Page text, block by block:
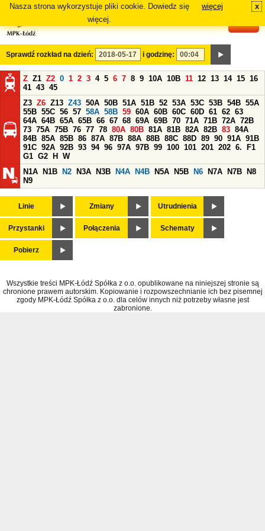
Nasza strona wykorzystuje pliki cookie. Dowiedz się
więcej.
więcej x
Sprawdź rozkład na dzień: i godzinę:
Z Z1 Z2 0 1 2 3 4 5 6 7 8 9 10A 10B 11 12 13 14 15 16
41 43 45
Z3 Z6 Z13 Z43 50A 50B 51A 51B 52 53A 53C 53B 54B 55A
55B 55C 56 57 58A 58B 59 60A 60B 60C 60D 61 62 63
64A 64B 65A 65B 66 67 68 69A 69B 70 71A 71B 72A 72B
73 75A 75B 76 77 78 80A 80B 81A 81B 82A 82B 83 84A
84B 85A 85B 86 87A 87B 88A 88B 88C 88D 89 90 91A 91B
91C 92A 92B 93 94 96 97A 97B 99 100 101 201 202 6.
F1
G1 G2 H
W
N1A
N1B N2 N3A N3B N4A N4B N5A N5B N6 N7A N7B
N8
N9
Linie Zmiany Utrudnienia
Przystanki Połączenia Schematy
Pobierz
Wszystkie treści MPK-Łódź Spółka z o.o. opublikowane na niniejszej stronie są
chronione prawem autorskim. Kopiowanie i rozpowszechnianie ich bez pisemnej
zgody MPK-Łódź Spółka z o.o. dla celów innych niż potrzeby własne jest
zabronione.